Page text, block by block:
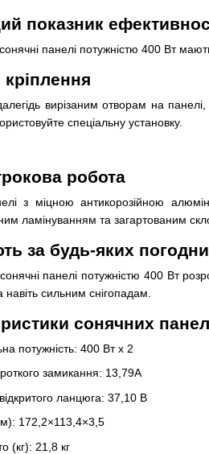
показник
панелі потужністю 400 Вт
кріплення
вирізаним отворам на
спеціальну установку.
робота
з міцною антикорозійною
ламінуванням та загартованим
за будь-яких
панелі потужністю 400 Вт
навіть сильним снігопадам.
сонячних
потужність: 400 Вт х 2
замикання: 13,79А
ланцюга: 37,10 В
172,2×113,4×3,5
(кг): 21,8 кг